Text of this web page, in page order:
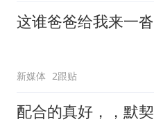
这谁爸爸给我来一沓
新媒体 2跟贴
配合的真好，，默契